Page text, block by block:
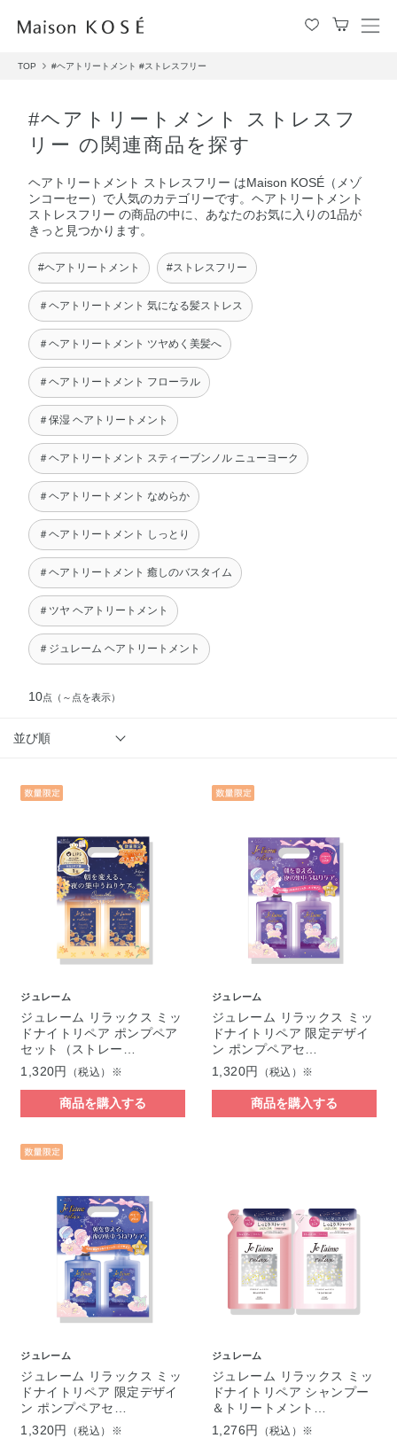
メ
TOP #ヘアトリートメント #ストレスフリー
#ヘアトリートメント ストレスフ
リー の関連商品を探す
ヘアトリートメント ストレスフリー はMaison KOSÉ（メゾ
ンコーセー）で人気のカテゴリーです。ヘアトリートメント
ストレスフリー の商品の中に、あなたのお気に入りの1品が
きっと見つかります。
#ヘアトリートメント #ストレスフリー
＃ヘアトリートメント 気になる髪ストレス
＃ヘアトリートメント ツヤめく美髪へ
＃ヘアトリートメント フローラル
＃保湿 ヘアトリートメント
＃ヘアトリートメント スティーブンノル ニューヨーク
＃ヘアトリートメント なめらか
＃ヘアトリートメント しっとり
＃ヘアトリートメント 癒しのバスタイム
＃ツヤ ヘアトリートメント
＃ジュレーム ヘアトリートメント
10点 （～点を表示）
並び順
ジュレーム
ジュレーム リラックス ミッ
ドナイトリペア ポンプペア
セット（ストレー…
1,320円
（税込）※
商品を購入する
ジュレーム
ジュレーム リラックス ミッ
ドナイトリペア 限定デザイ
ン ポンプペアセ…
1,320円
（税込）※
商品を購入する
ジュレーム
ジュレーム リラックス ミッ
ドナイトリペア 限定デザイ
ン ポンプペアセ…
1,320円
（税込）※
ジュレーム
ジュレーム リラックス ミッ
ドナイトリペア シャンプー
＆トリートメント…
1,276円
（税込）※